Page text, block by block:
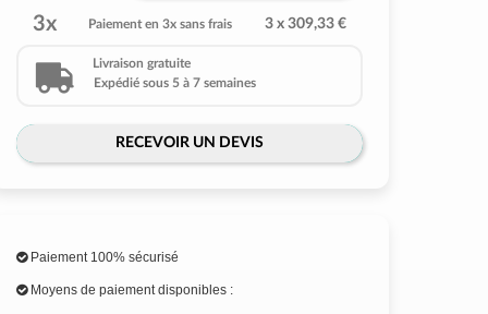
3x Paiement en 3x sans frais 3 x 309,33 €
Livraison gratuite
Expédié sous 5 à 7 semaines
RECEVOIR UN DEVIS
Paiement 100% sécurisé
Moyens de paiement disponibles :